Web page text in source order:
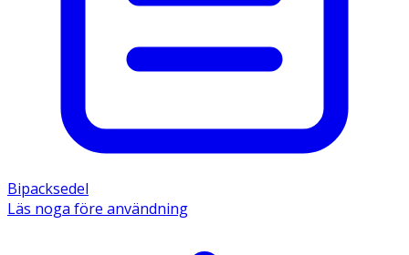
Bipacksedel
Läs noga före användning